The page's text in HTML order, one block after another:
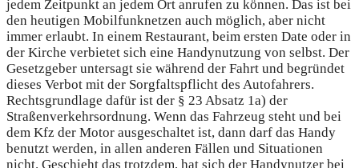
jedem Zeitpunkt an jedem Ort anrufen zu können. Das ist bei
den heutigen Mobilfunknetzen auch möglich, aber nicht
immer erlaubt. In einem Restaurant, beim ersten Date oder in
der Kirche verbietet sich eine Handynutzung von selbst. Der
Gesetzgeber untersagt sie während der Fahrt und begründet
dieses Verbot mit der Sorgfaltspflicht des Autofahrers.
Rechtsgrundlage dafür ist der § 23 Absatz 1a) der
Straßenverkehrsordnung. Wenn das Fahrzeug steht und bei
dem Kfz der Motor ausgeschaltet ist, dann darf das Handy
benutzt werden, in allen anderen Fällen und Situationen
nicht. Geschieht das trotzdem, hat sich der Handynutzer bei